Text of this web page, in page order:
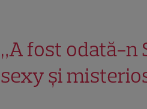
„A fost odată-n
sexy și